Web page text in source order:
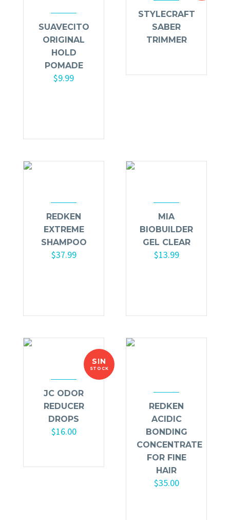
SUAVECITO
ORIGINAL
HOLD
POMADE
$9.99
STYLECRAFT
SABER
TRIMMER
REDKEN
EXTREME
SHAMPOO
$37.99
MIA
BIOBUILDER
GEL CLEAR
$13.99
SIN
STOCK
JC ODOR
REDUCER
DROPS
$16.00
REDKEN
ACIDIC
BONDING
CONCENTRATE
FOR FINE
HAIR
$35.00